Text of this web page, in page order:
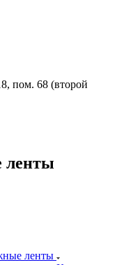
пом. 68 (второй
ленты
ленты